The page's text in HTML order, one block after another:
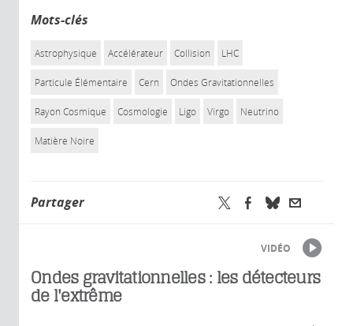
Mots-clés
Astrophysique Accélérateur Collision LHC
Particule Élémentaire Cern Ondes Gravitationnelles
Rayon Cosmique Cosmologie Ligo Virgo Neutrino
Matière Noire
Partager
VIDÉO
Ondes gravitationnelles : les détecteurs
de l'extrême